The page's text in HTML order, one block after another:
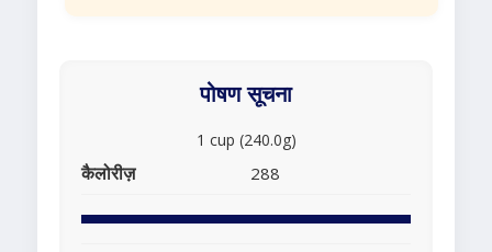
पोषण सूचना
1 cup (240.0g)
कैलोरीज़ 288